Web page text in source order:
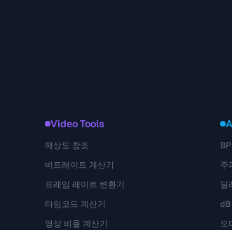
Video Tools
해상도 참조
비트레이트 계산기
프레임 레이트 변환기
타임코드 계산기
영상 비율 계산기
주
딜
dB
오